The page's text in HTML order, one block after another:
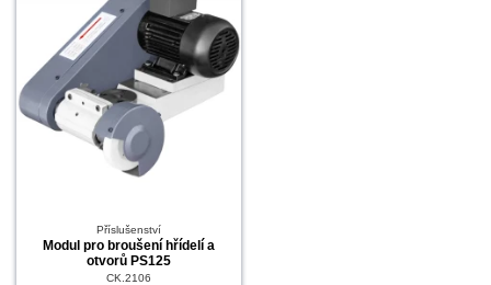
Příslušenství
Modul pro broušení hřídelí a
otvorů PS125
CK.2106